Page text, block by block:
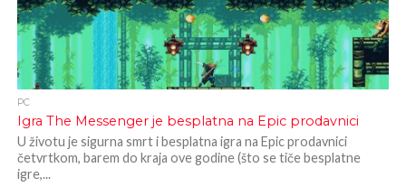
PC
Igra The Messenger je besplatna na Epic prodavnici
U životu je sigurna smrt i besplatna igra na Epic prodavnici
četvrtkom, barem do kraja ove godine (što se tiče besplatne
igre,...